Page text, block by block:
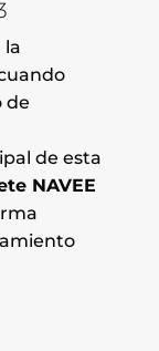
la
de
de esta
NAVEE